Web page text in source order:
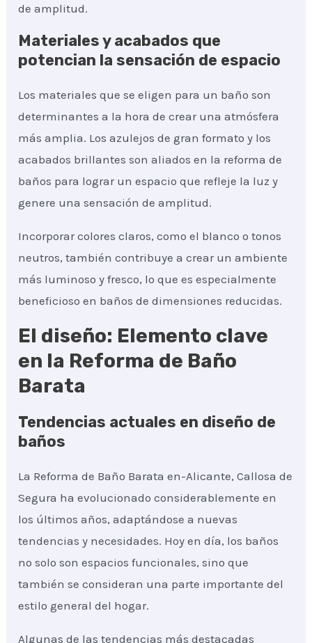
de amplitud.
Materiales y acabados que
potencian la sensación de espacio
Los materiales que se eligen para un baño son
determinantes a la hora de crear una atmósfera
más amplia. Los azulejos de gran formato y los
acabados brillantes son aliados en la reforma de
baños para lograr un espacio que refleje la luz y
genere una sensación de amplitud.
Incorporar colores claros, como el blanco o tonos
neutros, también contribuye a crear un ambiente
más luminoso y fresco, lo que es especialmente
beneficioso en baños de dimensiones reducidas.
El diseño: Elemento clave
en la Reforma de Baño
Barata
Tendencias actuales en diseño de
baños
La Reforma de Baño Barata en-Alicante, Callosa de
Segura ha evolucionado considerablemente en
los últimos años, adaptándose a nuevas
tendencias y necesidades. Hoy en día, los baños
no solo son espacios funcionales, sino que
también se consideran una parte importante del
estilo general del hogar.
Algunas de las tendencias más destacadas